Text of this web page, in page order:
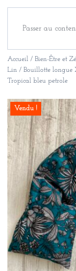
Passer au
Accueil / Bien-Être et
Lin / Bouillotte longue
Tropical bleu petrole
Vendu !